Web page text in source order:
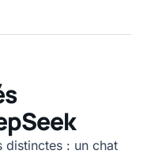
distinctes : un chat